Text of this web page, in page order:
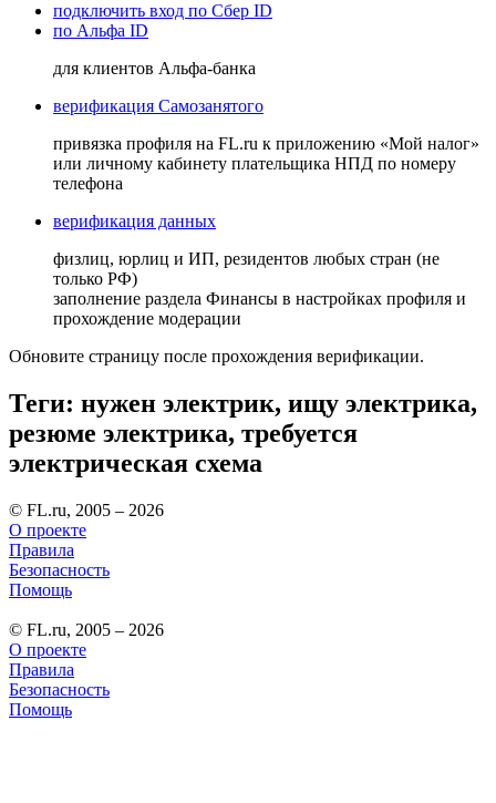
подключить вход по Сбер ID
по Альфа ID
для клиентов Альфа-банка
верификация Самозанятого
привязка профиля на FL.ru к приложению «Мой налог»
или личному кабинету плательщика НПД по номеру
телефона
верификация данных
физлиц, юрлиц и ИП, резидентов любых стран (не
только РФ)
заполнение раздела Финансы в настройках профиля и
прохождение модерации
Обновите страницу после прохождения верификации.
Теги: нужен электрик, ищу электрика,
резюме электрика, требуется
электрическая схема
© FL.ru, 2005 – 2026
О проекте
Правила
Безопасность
Помощь
© FL.ru, 2005 – 2026
О проекте
Правила
Безопасность
Помощь